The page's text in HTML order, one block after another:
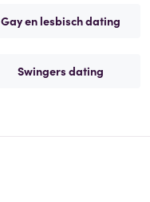
Gay en lesbisch dating
Swingers dating